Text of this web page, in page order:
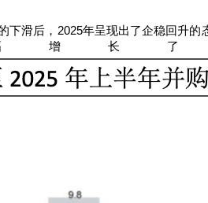
下滑后， 2025年呈现出了企稳回升的
增长